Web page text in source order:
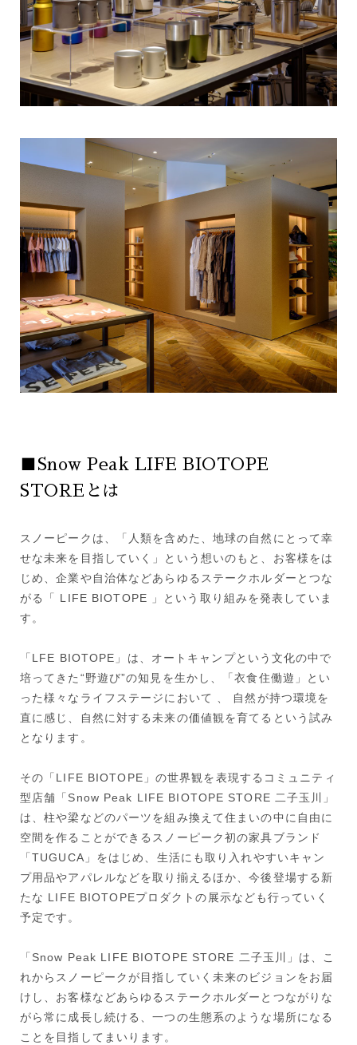
■Snow Peak LIFE BIOTOPE
STOREとは
スノーピークは、「人類を含めた、地球の自然にとって幸
せな未来を目指していく」という想いのもと、お客様をは
じめ、企業や自治体などあらゆるステークホルダーとつな
がる「 LIFE BIOTOPE 」という取り組みを発表していま
す。
「LFE BIOTOPE」は、オートキャンプという文化の中で
培ってきた“野遊び”の知見を生かし、「衣食住働遊」とい
った様々なライフステージにおいて 、 自然が持つ環境を
直に感じ、自然に対する未来の価値観を育てるという試み
となります。
その「LIFE BIOTOPE」の世界観を表現するコミュニティ
型店舗「Snow Peak LIFE BIOTOPE STORE 二子玉川」
は、柱や梁などのパーツを組み換えて住まいの中に自由に
空間を作ることができるスノーピーク初の家具ブランド
「TUGUCA」をはじめ、生活にも取り入れやすいキャン
プ用品やアパレルなどを取り揃えるほか、今後登場する新
たな LIFE BIOTOPEプロダクトの展示なども行っていく
予定です。
「Snow Peak LIFE BIOTOPE STORE 二子玉川」は、こ
れからスノーピークが目指していく未来のビジョンをお届
けし、お客様などあらゆるステークホルダーとつながりな
がら常に成長し続ける、一つの生態系のような場所になる
ことを目指してまいります。